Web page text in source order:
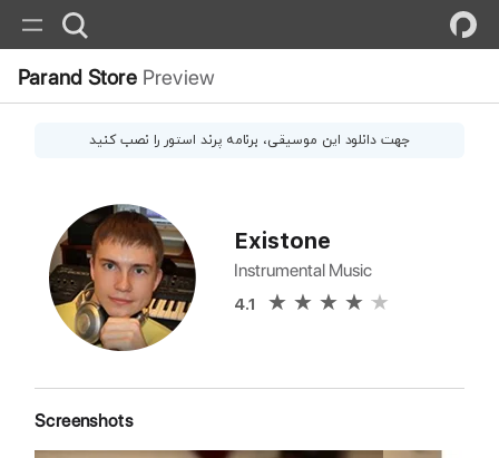
Parand Store Preview
جهت دانلود این موسیقی، برنامه پرند استور را نصب کنید
Existone
Instrumental Music
4.1
Screenshots